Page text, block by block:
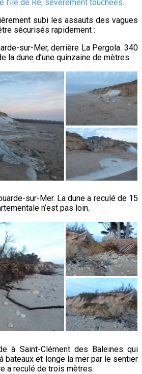
l’île de Ré, sévèrement touchées.
subi les assauts des vagues
sécurisés rapidement :
sur-Mer, derrière La Pergola. 340
la dune d’une quinzaine de mètres.
sur-Mer. La dune a reculé de 15
n’est pas loin.
à Saint-Clément des Baleines qui
bateaux et longe la mer par le sentier
a reculé de trois mètres.